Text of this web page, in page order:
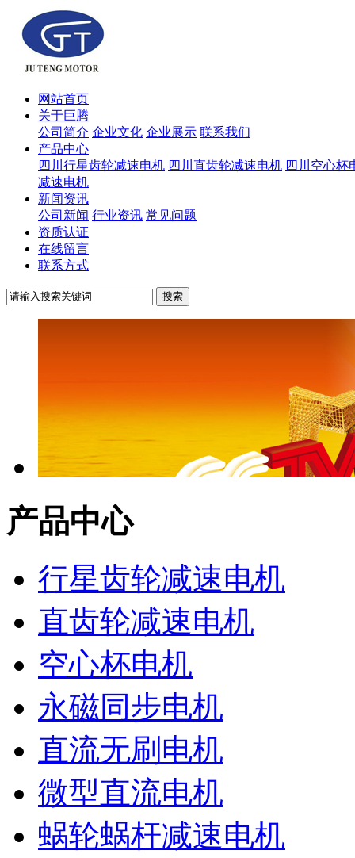
网站首页
关于巨腾
公司简介 企业文化 企业展示 联系我们
产品中心
四川行星齿轮减速电机 四川直齿轮减速电机 四川空心杯
减速电机
新闻资讯
公司新闻 行业资讯 常见问题
资质认证
在线留言
联系方式
产品中心
行星齿轮减速电机
直齿轮减速电机
空心杯电机
永磁同步电机
直流无刷电机
微型直流电机
蜗轮蜗杆减速电机